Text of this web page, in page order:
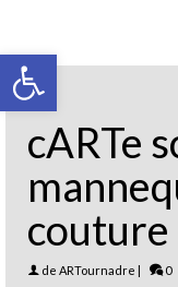
Ouvrir la barre d’outils
cARTe
couture
de ARTournadre | 0